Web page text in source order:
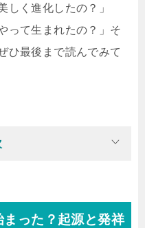
しく進化したの？」
って生まれたの？」そ
ひ最後まで読んでみて
った？起源と発祥